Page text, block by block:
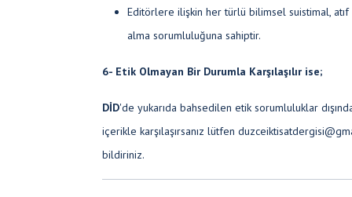
Editörlere ilişkin her türlü bilimsel suistimal,
alma sorumluluğuna sahiptir.
6- Etik Olmayan Bir Durumla Karşılaşılır ise;
DİD'de yukarıda bahsedilen etik sorumluluklar
içerikle karşılaşırsanız lütfen
bildiriniz.